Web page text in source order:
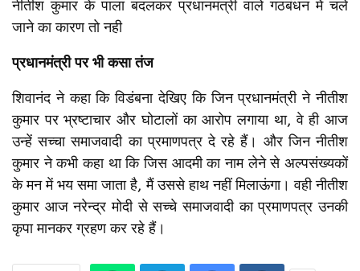
नीतीश कुमार के पाला बदलकर प्रधानमंत्री वाले गठबंधन में चले
जाने का कारण तो नही
प्रधानमंत्री पर भी कसा तंज
शिवानंद ने कहा कि विडंबना देखिए कि जिन प्रधानमंत्री ने नीतीश
कुमार पर भ्रष्टाचार और घोटालों का आरोप लगाया था, वे ही आज
उन्हें सच्चा समाजवादी का प्रमाणपत्र दे रहे हैं। और जिन नीतीश
कुमार ने कभी कहा था कि जिस आदमी का नाम लेने से अल्पसंख्यकों
के मन में भय समा जाता है, मैं उससे हाथ नहीं मिलाऊंगा। वही नीतीश
कुमार आज नरेन्द्र मोदी से सच्चे समाजवादी का प्रमाणपत्र उनकी
कृपा मानकर ग्रहण कर रहे हैं।